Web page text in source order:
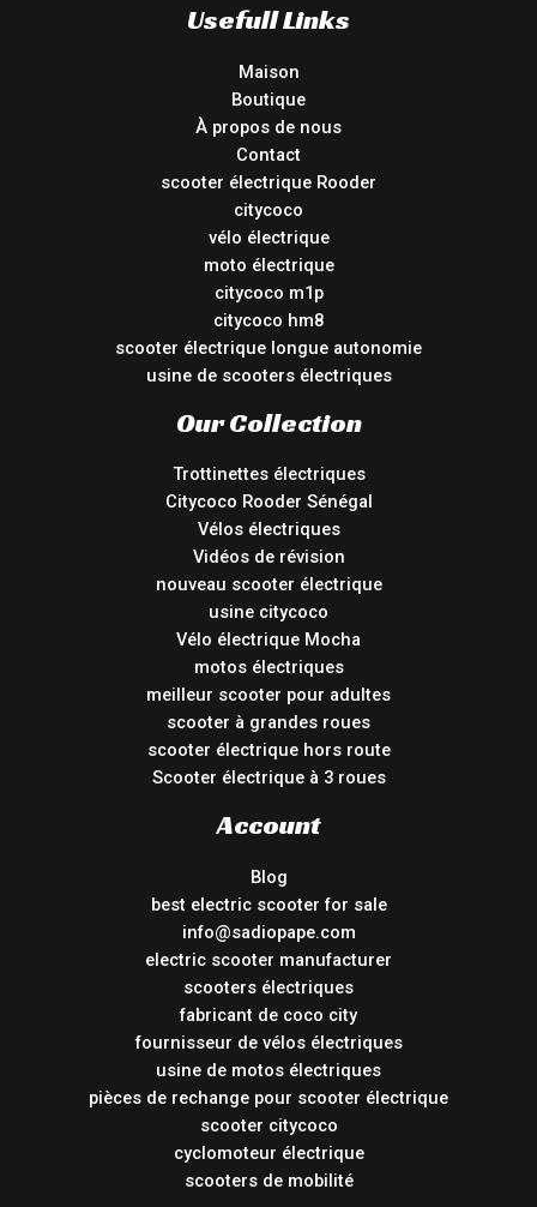
Usefull Links
Maison
Boutique
À propos de nous
Contact
scooter électrique Rooder
citycoco
vélo électrique
moto électrique
citycoco m1p
citycoco hm8
scooter électrique longue autonomie
usine de scooters électriques
Our Collection
Trottinettes électriques
Citycoco Rooder Sénégal
Vélos électriques
Vidéos de révision
nouveau scooter électrique
usine citycoco
Vélo électrique Mocha
motos électriques
meilleur scooter pour adultes
scooter à grandes roues
scooter électrique hors route
Scooter électrique à 3 roues
Account
Blog
best electric scooter for sale
info@sadiopape.com
electric scooter manufacturer
scooters électriques
fabricant de coco city
fournisseur de vélos électriques
usine de motos électriques
pièces de rechange pour scooter électrique
scooter citycoco
cyclomoteur électrique
scooters de mobilité